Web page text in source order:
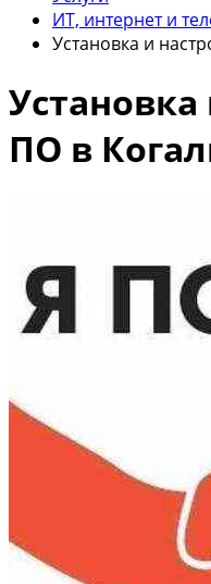
ИТ, интернет и
Установка и
ПО в